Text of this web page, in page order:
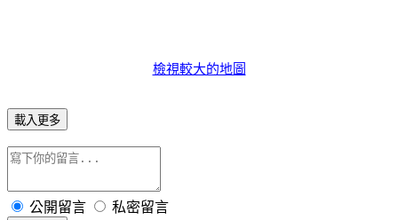
檢視較大的地圖
載入更多
公開留言 私密留言